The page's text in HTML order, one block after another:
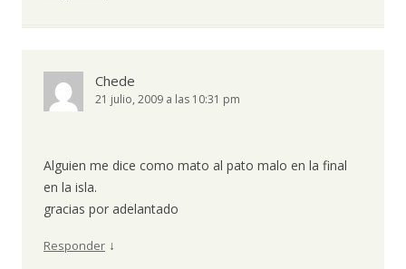
Chede
21 julio, 2009 a las 10:31 pm
Alguien me dice como mato al pato malo en la final
en la isla.
gracias por adelantado
Responder ↓